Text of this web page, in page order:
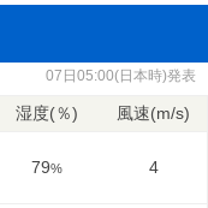
07日05:00(日本時)発表
湿度(％) 風速(m/s)
79% 4